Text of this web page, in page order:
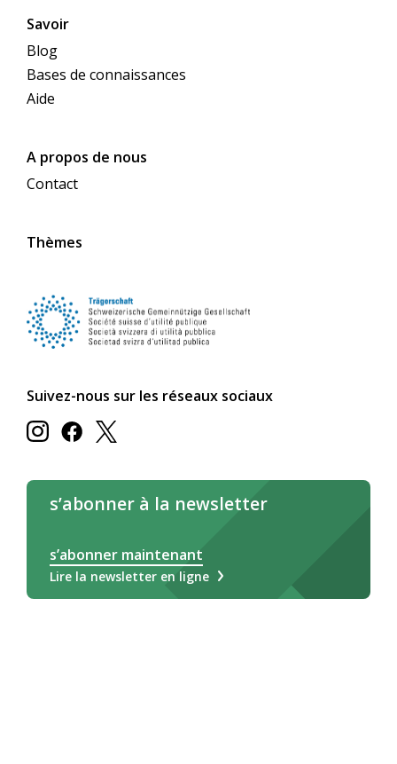
Savoir
Blog
Bases de connaissances
Aide
A propos de nous
Contact
Thèmes
Suivez-nous sur les réseaux sociaux
s’abonner à la newsletter
s’abonner maintenant
Lire la newsletter en ligne